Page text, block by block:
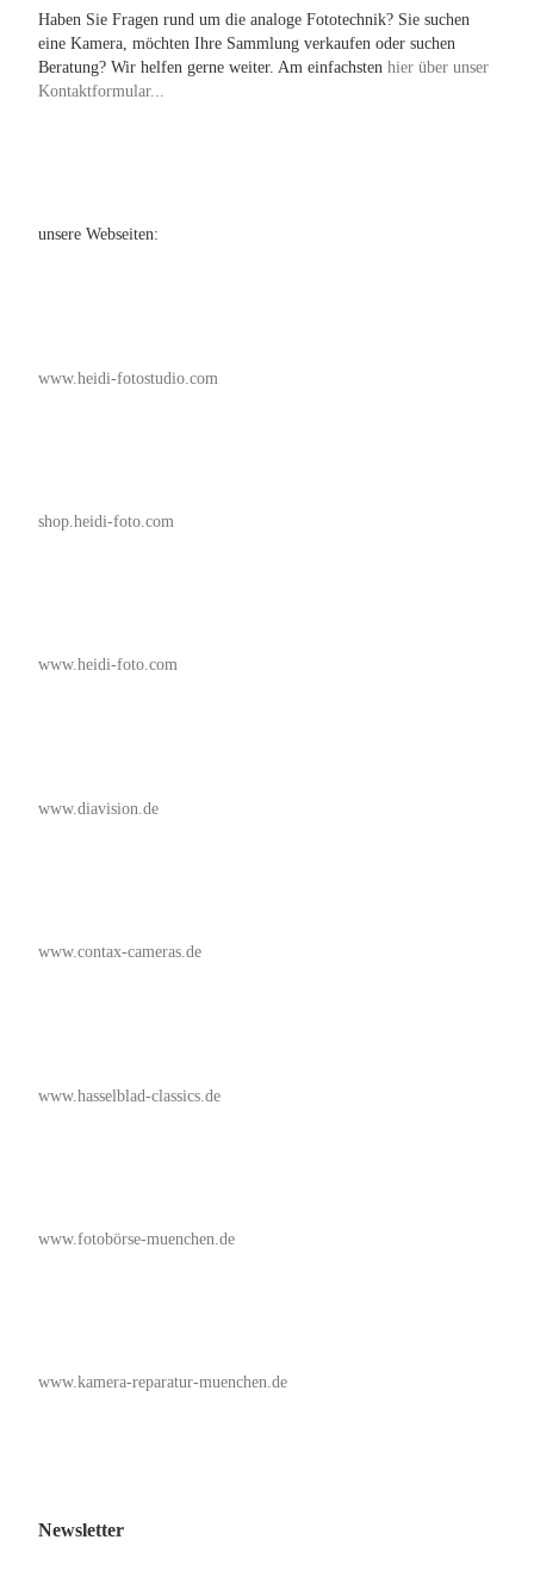
Haben Sie Fragen rund um die analoge Fototechnik? Sie suchen
eine Kamera, möchten Ihre Sammlung verkaufen oder suchen
Beratung? Wir helfen gerne weiter. Am einfachsten hier über unser
Kontaktformular...
unsere Webseiten:
www.heidi-fotostudio.com
shop.heidi-foto.com
www.heidi-foto.com
www.diavision.de
www.contax-cameras.de
www.hasselblad-classics.de
www.fotobörse-muenchen.de
www.kamera-reparatur-muenchen.de
Newsletter